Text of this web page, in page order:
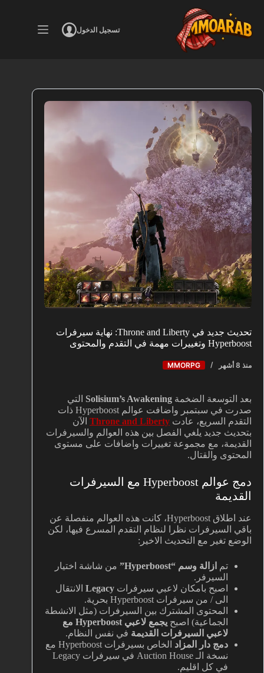
المحتوى
تسجيل الدخول
تحديث جديد في Throne and Liberty: نهاية سيرفرات
Hyperboost وتغييرات مهمة في التقدم والمحتوى
منذ 8 أشهر MMORPG
بعد التوسعة الضخمة Solisium’s Awakening التي
صدرت في سبتمبر واضافت عوالم Hyperboost ذات
التقدم السريع، عادت Throne and Liberty الآن
بتحديث جديد يلغي الفصل بين هذه العوالم والسيرفرات
القديمة، مع مجموعة تغييرات واضافات على مستوى
المحتوى والقتال.
دمج عوالم Hyperboost مع السيرفرات
القديمة
عند اطلاق Hyperboost، كانت هذه العوالم منفصلة عن
باقي السيرفرات نظرا لنظام التقدم المسرع فيها، لكن
الوضع تغير مع التحديث الاخير:
تم ازالة وسم “Hyperboost”
من شاشة اختيار
السيرفر.
اصبح بامكان لاعبي سيرفرات Legacy الانتقال
الى / من سيرفرات Hyperboost بحرية.
المحتوى المشترك بين السيرفرات (مثل الانشطة
الجماعية) اصبح
يجمع لاعبي Hyperboost مع
لاعبي السيرفرات القديمة في نفس النظام.
دمج دار المزاد
الخاص بسيرفرات Hyperboost مع
نسخة الـ Auction House في سيرفرات Legacy
في كل اقليم.